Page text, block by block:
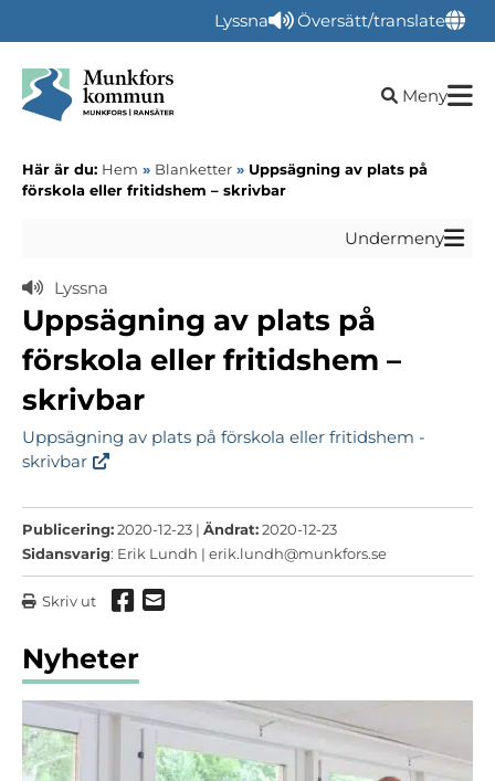
Lyssna Översätt/translate
Öppna
Meny
Här är du: Hem » Blanketter » Uppsägning av plats på
förskola eller fritidshem – skrivbar
Undermeny
Lyssna
Uppsägning av plats på
förskola eller fritidshem –
skrivbar
Uppsägning av plats på förskola eller fritidshem -
skrivbar
Publicering:2020-12-23 | Ändrat:2020-12-23
Sidansvarig: Erik Lundh | erik.lundh@munkfors.se
Skriv ut Dela via Facebook
Dela via mail
Nyheter